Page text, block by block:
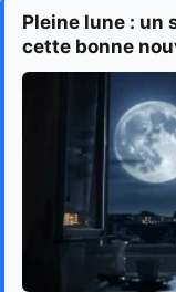
Pleine lune : un
cette bonne